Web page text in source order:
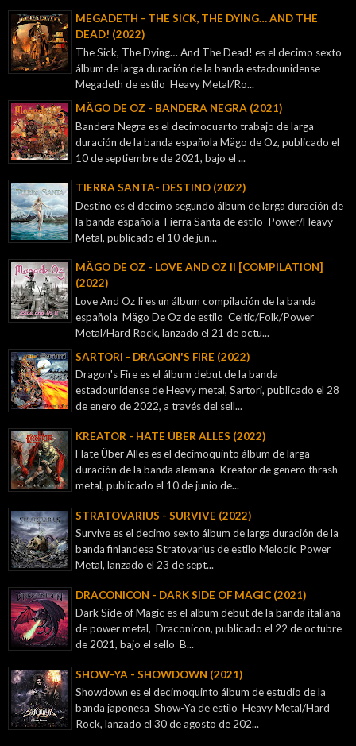
MEGADETH - THE SICK, THE DYING… AND THE
DEAD! (2022)
The Sick, The Dying… And The Dead! es el decimo sexto
álbum de larga duración de la banda estadounidense
Megadeth de estilo Heavy Metal/Ro...
MÄGO DE OZ - BANDERA NEGRA (2021)
Bandera Negra es el decimocuarto trabajo de larga
duración de la banda española Mägo de Oz, publicado el
10 de septiembre de 2021, bajo el ...
TIERRA SANTA- DESTINO (2022)
Destino es el decimo segundo álbum de larga duración de
la banda española Tierra Santa de estilo Power/Heavy
Metal, publicado el 10 de jun...
MÄGO DE OZ - LOVE AND OZ II [COMPILATION]
(2022)
Love And Oz Ii es un álbum compilación de la banda
española Mägo De Oz de estilo Celtic/Folk/Power
Metal/Hard Rock, lanzado el 21 de octu...
SARTORI - DRAGON'S FIRE (2022)
Dragon's Fire es el álbum debut de la banda
estadounidense de Heavy metal, Sartori, publicado el 28
de enero de 2022, a través del sell...
KREATOR - ‎HATE ÜBER ALLES (2022)
Hate Über Alles es el decimoquinto álbum de larga
duración de la banda alemana Kreator de genero thrash
metal, publicado el 10 de junio de...
STRATOVARIUS - SURVIVE (2022)
Survive es el decimo sexto álbum de larga duración de la
banda finlandesa Stratovarius de estilo Melodic Power
Metal, lanzado el 23 de sept...
DRACONICON - DARK SIDE OF MAGIC (2021)
Dark Side of Magic es el album debut de la banda italiana
de power metal, Draconicon, publicado el 22 de octubre
de 2021, bajo el sello B...
SHOW-YA - SHOWDOWN (2021)
Showdown es el decimoquinto álbum de estudio de la
banda japonesa Show-Ya de estilo Heavy Metal/Hard
Rock, lanzado el 30 de agosto de 202...